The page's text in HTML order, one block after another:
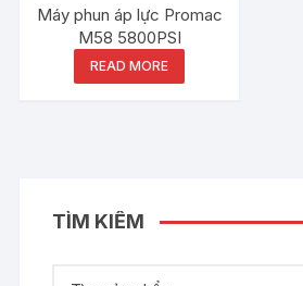
Máy phun áp lực Promac
M58 5800PSI
READ MORE
TÌM KIẾM